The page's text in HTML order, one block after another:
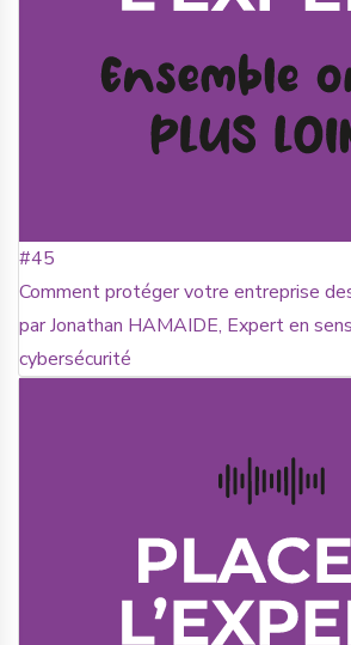
#45
Comment protéger votre entreprise
par Jonathan HAMAIDE, Expert en
cybersécurité